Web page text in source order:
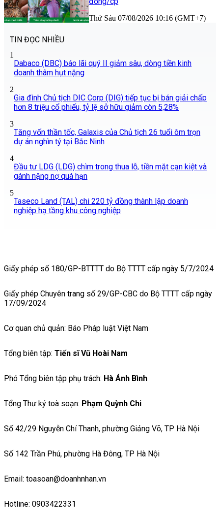
Thứ Sáu 07/08/2026 10:16 (GMT+7)
TIN ĐỌC NHIỀU
1
Dabaco (DBC) báo lãi quý II giảm sâu, dòng tiền kinh
doanh thâm hụt nặng
2
Gia đình Chủ tịch DIC Corp (DIG) tiếp tục bị bán giải chấp
hơn 8 triệu cổ phiếu, tỷ lệ sở hữu giảm còn 5,28%
3
Tăng vốn thần tốc, Galaxis của Chủ tịch 26 tuổi ôm trọn
dự án nghìn tỷ tại Bắc Ninh
4
Đầu tư LDG (LDG) chìm trong thua lỗ, tiền mặt cạn kiệt và
gánh nặng nợ quá hạn
5
Taseco Land (TAL) chi 220 tỷ đồng thành lập doanh
nghiệp hạ tầng khu công nghiệp
Giấy phép số 180/GP-BTTTT do Bộ TTTT cấp ngày 5/7/2024
Giấy phép Chuyên trang số 29/GP-CBC do Bộ TTTT cấp ngày
17/09/2024
Cơ quan chủ quản: Báo Pháp luật Việt Nam
Tổng biên tập: Tiến sĩ Vũ Hoài Nam
Phó Tổng biên tập phụ trách: Hà Ánh Bình
Tổng Thư ký toà soạn: Phạm Quỳnh Chi
Số 42/29 Nguyễn Chí Thanh, phường Giảng Võ, TP Hà Nội
Số 142 Trần Phú, phường Hà Đông, TP Hà Nội
Email: toasoan@doanhnhan.vn
Hotline: 0903422331